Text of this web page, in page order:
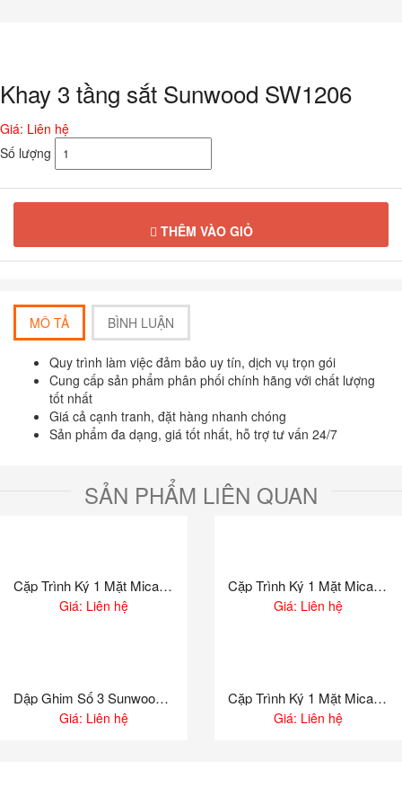
Khay 3 tầng sắt Sunwood SW1206
Giá: Liên hệ
Số lượng
THÊM VÀO GIỎ
MÔ TẢ BÌNH LUẬN
Quy trình làm việc đảm bảo uy tín, dịch vụ trọn gói
Cung cấp sản phẩm phân phối chính hãng với chất lượng
tốt nhất
Giá cả cạnh tranh, đặt hàng nhanh chóng
Sản phẩm đa dạng, giá tốt nhất, hỗ trợ tư vấn 24/7
SẢN PHẨM LIÊN QUAN
Cặp Trình Ký 1 Mặt Mica Shuter A4 S810
Giá: Liên hệ
Cặp Trình Ký 1 Mặt Mica Xukiva A6 195
Giá: Liên hệ
Dập Ghim Số 3 Sunwood 8414
Giá: Liên hệ
Cặp Trình Ký 1 Mặt Mica Xukiva A4 188
Giá: Liên hệ